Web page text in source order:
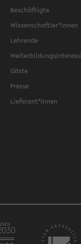
Beschäftigte
Wissenschaftler*innen
Lehrende
Gäste
Presse
Lieferant*innen